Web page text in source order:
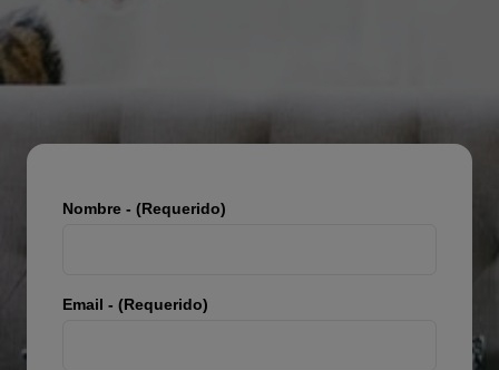
Nombre - (Requerido)
Email - (Requerido)